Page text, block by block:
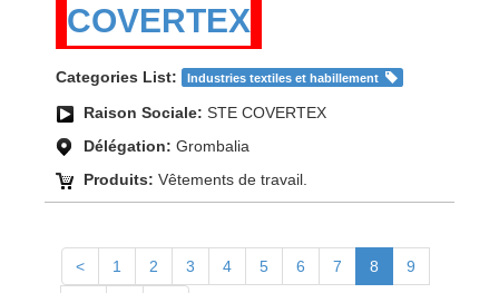
COVERTEX
Categories List: Industries textiles et habillement
Raison Sociale: STE COVERTEX
Délégation: Grombalia
Produits: Vêtements de travail.
< 1 2 3 4 5 6 7 8 9